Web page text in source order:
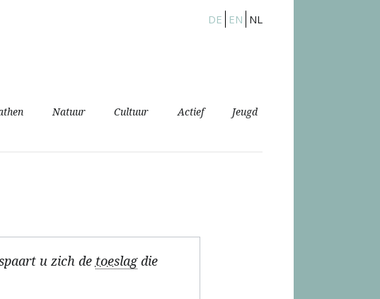
Natuur Cultuur Actief Jeugd
DE EN NL
u zich de toeslagdie